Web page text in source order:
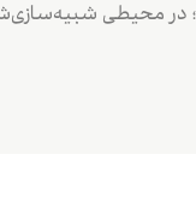
در محیطی